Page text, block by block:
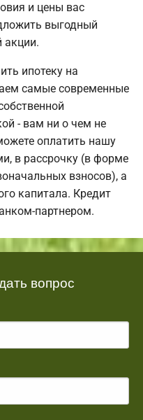
и цены вас
выгодный
акции.
ипотеку на
самые современные
- вам ни о чем не
оплатить нашу
в рассрочку (в форме
взносов), а
капитала. Кредит
партнером.
вопрос